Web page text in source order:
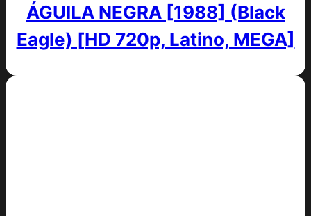
ÁGUILA NEGRA [1988] (Black
Eagle) [HD 720p, Latino, MEGA]